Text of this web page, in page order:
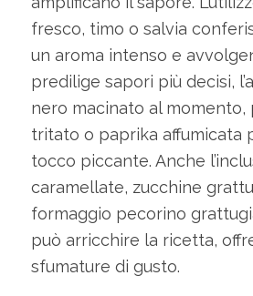
fresco, timo o salvia
un aroma intenso e
predilige sapori più decisi,
nero macinato al
tritato o paprika affumicata
tocco piccante. Anche
caramellate, zucchine
formaggio pecorino
può arricchire la ricetta,
sfumature di gusto.